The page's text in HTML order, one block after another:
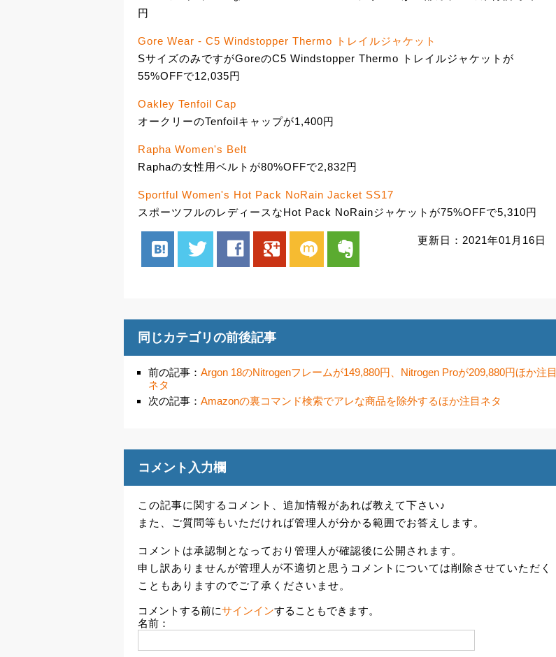
円
Gore Wear - C5 Windstopper Thermo トレイルジャケット
SサイズのみですがGoreのC5 Windstopper Thermo トレイルジャケットが
55%OFFで12,035円
Oakley Tenfoil Cap
オークリーのTenfoilキャップが1,400円
Rapha Women's Belt
Raphaの女性用ベルトが80%OFFで2,832円
Sportful Women's Hot Pack NoRain Jacket SS17
スポーツフルのレディースなHot Pack NoRainジャケットが75%OFFで5,310円
hatenabookmark twitter facebook google mixi evernote 更新日：2021年01月16日
同じカテゴリの前後記事
前の記事： Argon 18のNitrogenフレームが149,880円、Nitrogen Proが209,880円ほか注目
ネタ
次の記事： Amazonの裏コマンド検索でアレな商品を除外するほか注目ネタ
コメント入力欄
この記事に関するコメント、追加情報があれば教えて下さい♪
また、ご質問等もいただければ管理人が分かる範囲でお答えします。
コメントは承認制となっており管理人が確認後に公開されます。
申し訳ありませんが管理人が不適切と思うコメントについては削除させていただく
こともありますのでご了承くださいませ。
コメントする前にサインインすることもできます。
名前：